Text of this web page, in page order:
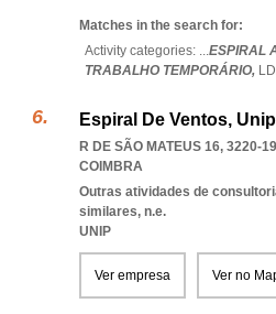
Matches in the search for:
Activity categories: ...ESPIRAL
TRABALHO TEMPORÁRIO,
Espiral De Ventos,
R DE SÃO MATEUS 16, 3220-
COIMBRA
Outras atividades de
similares, n.e.
UNIP
Ver empresa Ver no